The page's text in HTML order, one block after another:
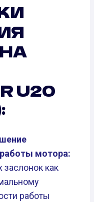
U20
мотора:
как
работы